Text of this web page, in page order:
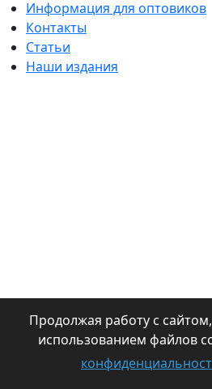
Информация для оптовиков
Контакты
Статьи
Наши издания
Продолжая работу с
использованием файлов